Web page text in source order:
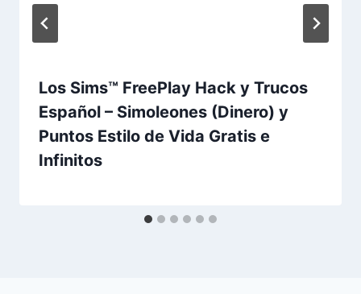
Los Sims™ FreePlay Hack y Trucos
Español – Simoleones (Dinero) y
Puntos Estilo de Vida Gratis e
Infinitos